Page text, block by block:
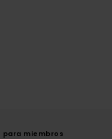
miembros